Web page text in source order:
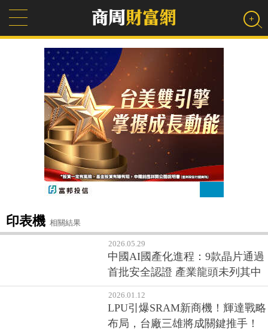
印表機 相關結果
2026.05.29
中國AI國產化進程：9款晶片通過
首批安全認證 產業龍頭未列其中
2026.01.12
LPU引爆SRAM新商機！輝達戰略
布局，台廠三雄將成關鍵推手！